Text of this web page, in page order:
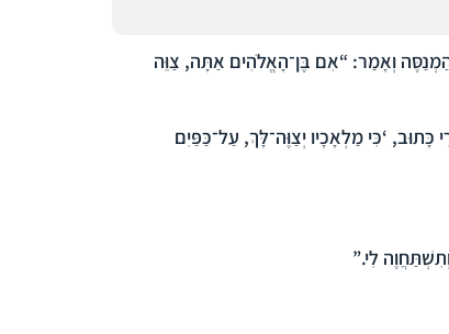
הַמְנַסֶּה וְאָמַר: “אִם בֶּן־הָאֱלֹהִים אַתָּה, צַוֵּה
‘כִּי מַלְאָכָיו יְצַוֶּה־לָּךְ, עַל־כַּפַּיִם
לִי.”